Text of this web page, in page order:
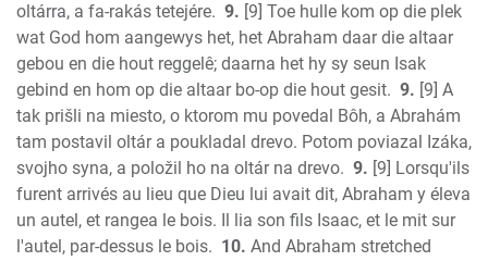
oltárra, a fa-rakás tetejére. 9. [9] Toe hulle kom op die plek
wat God hom aangewys het, het Abraham daar die altaar
gebou en die hout reggelê; daarna het hy sy seun Isak
gebind en hom op die altaar bo-op die hout gesit. 9. [9] A
tak prišli na miesto, o ktorom mu povedal Bôh, a Abrahám
tam postavil oltár a poukladal drevo. Potom poviazal Izáka,
svojho syna, a položil ho na oltár na drevo. 9. [9] Lorsqu'ils
furent arrivés au lieu que Dieu lui avait dit, Abraham y éleva
un autel, et rangea le bois. Il lia son fils Isaac, et le mit sur
l'autel, par-dessus le bois. 10. And Abraham stretched